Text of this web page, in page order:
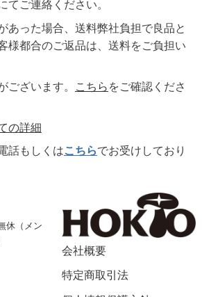
てご連絡ください。
あった場合、送料弊社負担で良品と
様都合のご返品は、送料をご負担い
ございます。
こちら をご確認くださ
の詳細
話もしくはこちらでお受けしており
休（メン
会社概要
特定商取引法